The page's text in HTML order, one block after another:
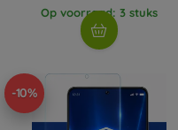
Op voorraad: 3 stuks
-10%